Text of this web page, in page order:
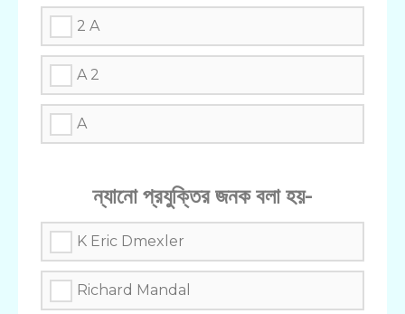
2 A
A 2
A
ন্যানো প্রযুক্তির জনক বলা হয়-
K Eric Dmexler
Richard Mandal